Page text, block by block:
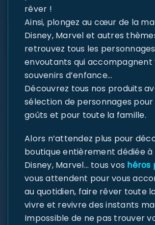
rêver !
Ainsi, plongez au cœur de la
Disney, Marvel et autres
retrouvez tous les personnages
envoutants qui accompagnent
souvenirs d’enfance…
Découvrez tous nos produits
sélection de personnages pour
goûts et pour toute la famille.
Alors n’attendez plus pour
boutique entièrement dédiée à
Disney, Marvel… tous vos héros
vous attendent pour vous
au quotidien, faire rêver toute
vivre et revivre des instants
Impossible de ne pas trouver